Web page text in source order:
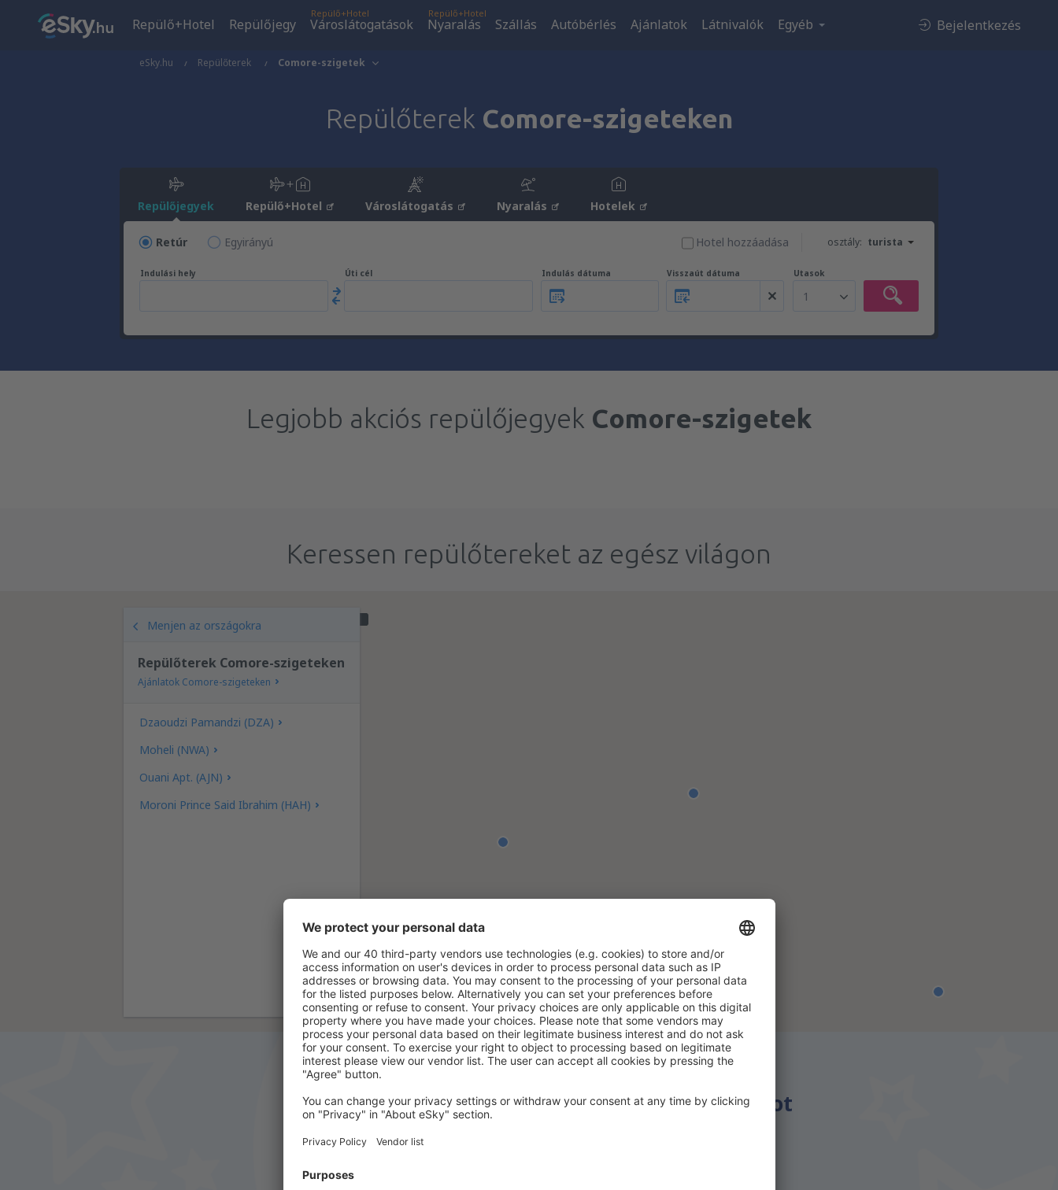
Repülő+Hotel Repülőjegy
Repülő+Hotel
Városlátogatások
Repülő+Hotel
Nyaralás Szállás Autóbérlés Ajánlatok Látnivalók Egyéb Bejelentkezés
eSky.hu Repülőterek Comore-szigetek
Repülőterek Comore-szigeteken
Repülőjegyek Repülő+Hotel Városlátogatás Nyaralás Hotelek
Retúr Egyirányú osztály: turista
Hotel hozzáadása
Indulási hely Úti cél Indulás dátuma Visszaút dátuma Utasok
1
Legjobb akciós repülőjegyek Comore-szigetek
Keressen repülőtereket az egész világon
Menjen az országokra
Repülőterek Comore-szigeteken
Ajánlatok Comore-szigeteken
Dzaoudzi Pamandzi (DZA)
Moheli (NWA)
Ouani Apt. (AJN)
Moroni Prince Said Ibrahim (HAH)
Takarítson meg időt és pénzt.
Foglaljon Repülő+Hotel csomagot